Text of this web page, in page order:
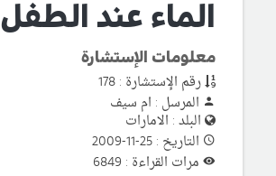
الماء عند الطفل
معلومات الإستشارة
رقم الإستشارة : 178
المرسل : ام سيف
البلد : الامارات
التاريخ : 25-11-2009
مرات القراءة : 6849